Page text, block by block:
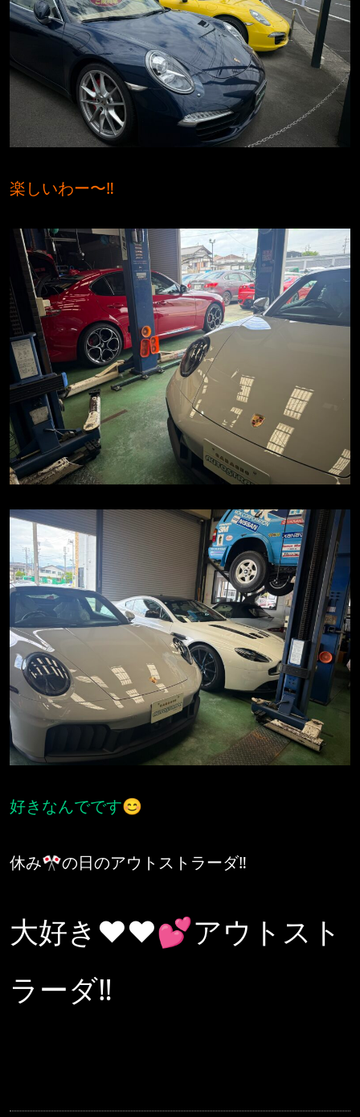
楽しいわー〜‼️
好きなんでです😊
休み🎌の日のアウトストラーダ‼️
大好き❤❤💕アウトスト
ラーダ‼️